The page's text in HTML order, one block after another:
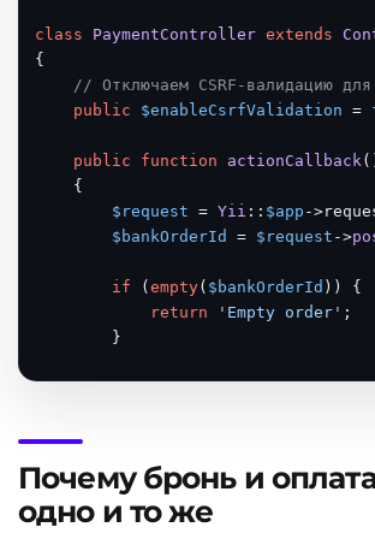
return
null;
        }
return $response->data;
    }
class PaymentController extends
{
// Отключаем CSRF-валидацию
public
$enableCsrfValidation =
public function actionCallback (
{
$request = Yii :: $app -
$bankOrderId
= $request ->
if (empty( $bankOrderId )) {
return
'Empty order' ;
        }
// Ищем локальный заказ по
throw
        }
Почему бронь и
одно и то же